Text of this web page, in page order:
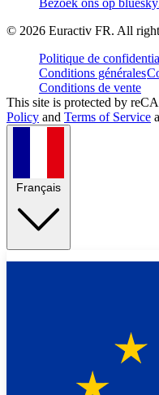
© 2026 Euractiv FR. All
Politique de
Conditions générales
Conditions de vente
This site is protected by
Policy and Terms of Service
Français